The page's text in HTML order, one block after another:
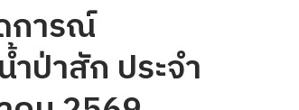
การณ์
ป่าสัก ประจำ